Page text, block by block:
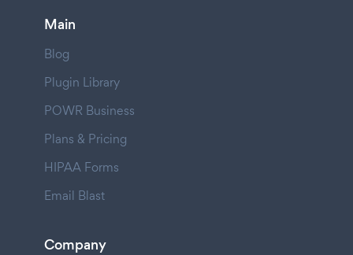
Main
Blog
Plugin Library
POWR Business
Plans & Pricing
HIPAA Forms
Email Blast
Company